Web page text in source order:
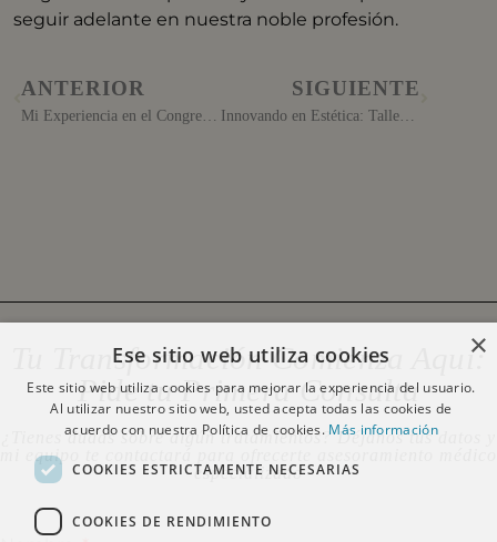
seguir adelante en nuestra noble profesión.
ANTERIOR SIGUIENTE
Tu Transformación Comienza Aquí:
Pide tu Primera Consulta
¿Tienes dudas sobre algún tratamientos? Déjanos tus datos y
mi equipo te contactará para ofrecerte asesoramiento médico
especializado
×
Ese sitio web utiliza cookies
Este sitio web utiliza cookies para mejorar la experiencia del usuario.
Al utilizar nuestro sitio web, usted acepta todas las cookies de
acuerdo con nuestra Política de cookies. Más información
COOKIES ESTRICTAMENTE NECESARIAS
COOKIES DE RENDIMIENTO